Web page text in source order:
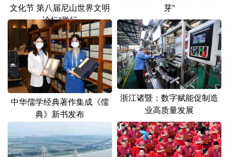
Русский язык
Deutsch Português
文化节 第八届尼山世界文明
论坛”举行
芽”
中华儒学经典著作集成《儒
典》新书发布
浙江诸暨：数字赋能促制造
业高质量发展